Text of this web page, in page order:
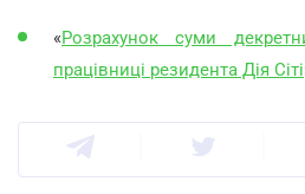
«Розрахунок суми
працівниці резидента Дія Сіті